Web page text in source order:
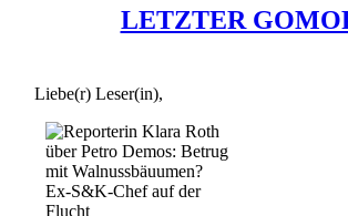
LETZTER
Liebe(r) Leser(in),